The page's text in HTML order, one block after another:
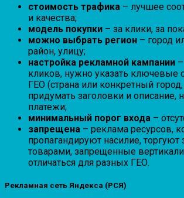
стоимость трафика – лучшее
и качества;
модель покупки – за клики, за
можно выбрать регион – город
район, улицу;
настройка рекламной кампании
кликов, нужно указать ключевые
ГЕО (страна или конкретный
придумать заголовки и описание,
платежи;
минимальный порог входа –
запрещена – реклама ресурсов,
пропагандируют насилие,
товарами, запрещенные
отличаться для разных ГЕО.
Рекламная сеть Яндекса (РСЯ)